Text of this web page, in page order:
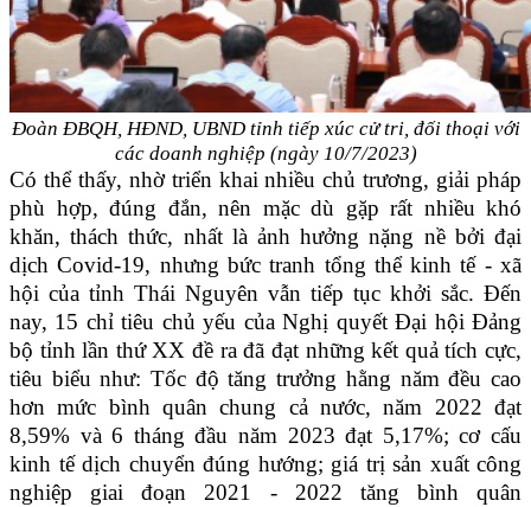
Đoàn ĐBQH, HĐND, UBND tỉnh tiếp xúc cử tri, đối thoại với
các doanh nghiệp (ngày 10/7/2023)
Có thể thấy, nhờ triển khai nhiều chủ trương, giải pháp
phù hợp, đúng đắn, nên mặc dù gặp rất nhiều khó
khăn, thách thức, nhất là ảnh hưởng nặng nề bởi đại
dịch Covid-19, nhưng bức tranh tổng thể kinh tế - xã
hội của tỉnh Thái Nguyên vẫn tiếp tục khởi sắc. Đến
nay, 15 chỉ tiêu chủ yếu của Nghị quyết Đại hội Đảng
bộ tỉnh lần thứ XX đề ra đã đạt những kết quả tích cực,
tiêu biểu như: Tốc độ tăng trưởng hằng năm đều cao
hơn mức bình quân chung cả nước, năm 2022 đạt
8,59% và 6 tháng đầu năm 2023 đạt 5,17%; cơ cấu
kinh tế dịch chuyển đúng hướng; giá trị sản xuất công
nghiệp giai đoạn 2021 - 2022 tăng bình quân